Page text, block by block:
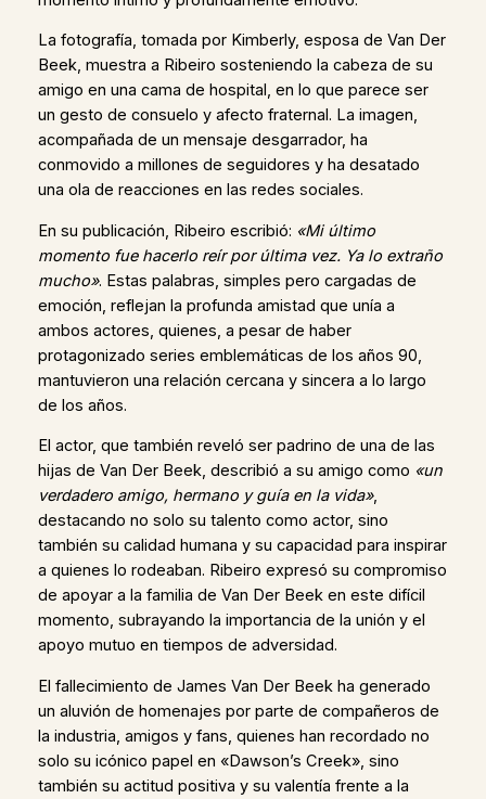
La fotografía, tomada por Kimberly, esposa de Van Der
Beek, muestra a Ribeiro sosteniendo la cabeza de su
amigo en una cama de hospital, en lo que parece ser
un gesto de consuelo y afecto fraternal. La imagen,
acompañada de un mensaje desgarrador, ha
conmovido a millones de seguidores y ha desatado
una ola de reacciones en las redes sociales.
En su publicación, Ribeiro escribió: «Mi último
momento fue hacerlo reír por última vez. Ya lo extraño
mucho». Estas palabras, simples pero cargadas de
emoción, reflejan la profunda amistad que unía a
ambos actores, quienes, a pesar de haber
protagonizado series emblemáticas de los años 90,
mantuvieron una relación cercana y sincera a lo largo
de los años.
El actor, que también reveló ser padrino de una de las
hijas de Van Der Beek, describió a su amigo como «un
verdadero amigo, hermano y guía en la vida»,
destacando no solo su talento como actor, sino
también su calidad humana y su capacidad para inspirar
a quienes lo rodeaban. Ribeiro expresó su compromiso
de apoyar a la familia de Van Der Beek en este difícil
momento, subrayando la importancia de la unión y el
apoyo mutuo en tiempos de adversidad.
El fallecimiento de James Van Der Beek ha generado
un aluvión de homenajes por parte de compañeros de
la industria, amigos y fans, quienes han recordado no
solo su icónico papel en «Dawson’s Creek», sino
también su actitud positiva y su valentía frente a la